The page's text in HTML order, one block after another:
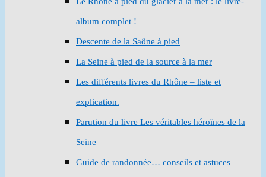
album complet !
Descente de la Saône à pied
La Seine à pied de la source à la mer
Les différents livres du Rhône – liste et
explication.
Parution du livre Les véritables héroïnes de la
Seine
Guide de randonnée… conseils et astuces